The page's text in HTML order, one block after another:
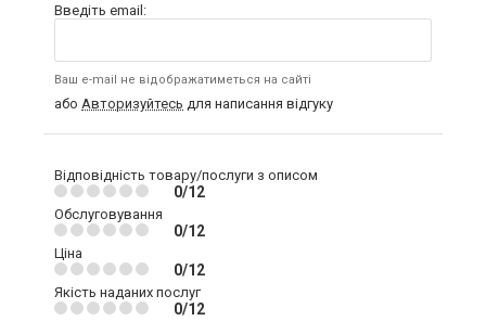
Введіть email:
Ваш e-mail не відображатиметься на сайті
або Авторизуйтесь для написання відгуку
Відповідність товару/послуги з описом
0/12
Обслуговування
0/12
Ціна
0/12
Якість наданих послуг
0/12